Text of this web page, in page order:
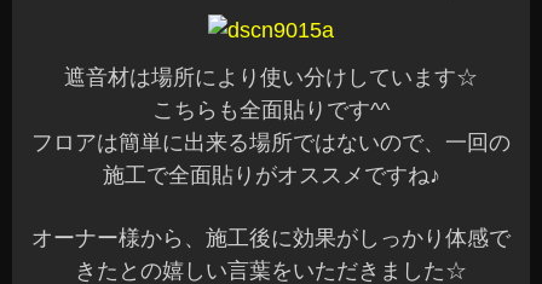
遮音材は場所により使い分けしています☆
こちらも全面貼りです^^
フロアは簡単に出来る場所ではないので、一回の
施工で全面貼りがオススメですね♪
オーナー様から、施工後に効果がしっかり体感で
きたとの嬉しい言葉をいただきました☆